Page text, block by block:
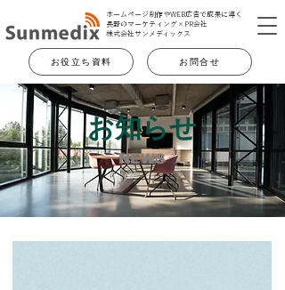
ホームページ制作やWEB広告で成果に導く
長野のマーケティング×PR会社
​株式会社サンメディックス
お役立ち資料 お問合せ
お知らせ
NEWS